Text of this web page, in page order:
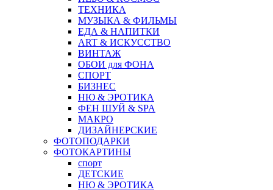
ТЕХНИКА
МУЗЫКА & ФИЛЬМЫ
ЕДА & НАПИТКИ
ART & ИСКУССТВО
ВИНТАЖ
ОБОИ для ФОНА
СПОРТ
БИЗНЕС
НЮ & ЭРОТИКА
ФЕН ШУЙ & SPA
МАКРО
ДИЗАЙНЕРСКИЕ
ФОТОПОДАРКИ
ФОТОКАРТИНЫ
спорт
ДЕТСКИЕ
НЮ & ЭРОТИКА